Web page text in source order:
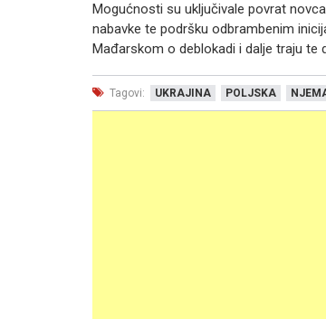
Mogućnosti su uključivale povrat
nabavke te podršku odbrambenim
Mađarskom o deblokadi i dalje traju te
Tagovi: UKRAJINA POLJSKA